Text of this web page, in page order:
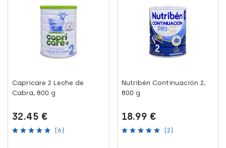
Capricare 2 Leche de
Cabra, 800 g
32.45 €
(6)
Nutribén Continuación 2,
800 g
18.99 €
(2)